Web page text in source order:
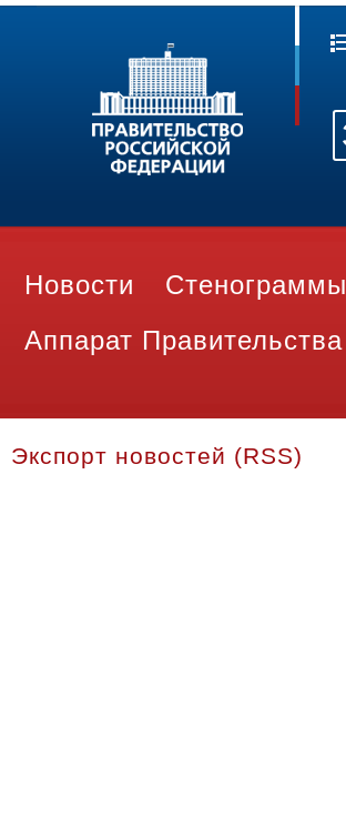
Новости Стенограммы
Аппарат Правительства
Экспорт новостей (RSS)